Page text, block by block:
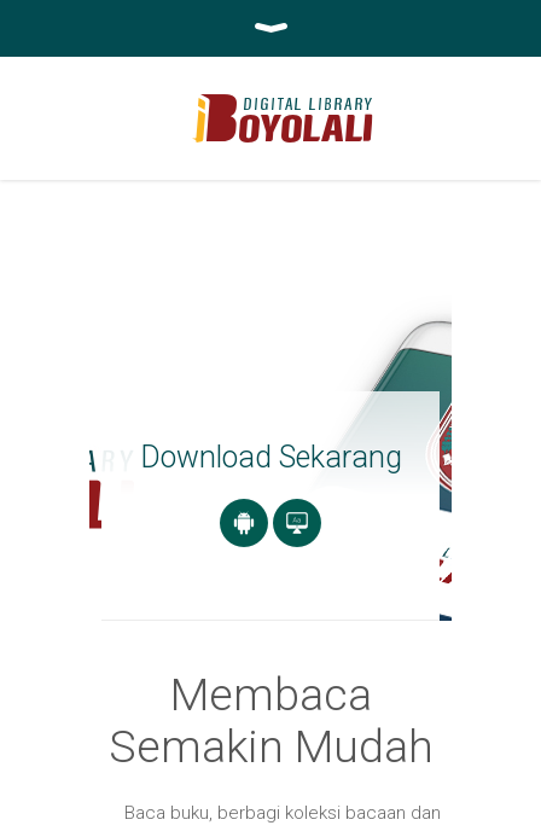
Download Sekarang
Membaca
Semakin Mudah
Baca buku, berbagi koleksi bacaan dan